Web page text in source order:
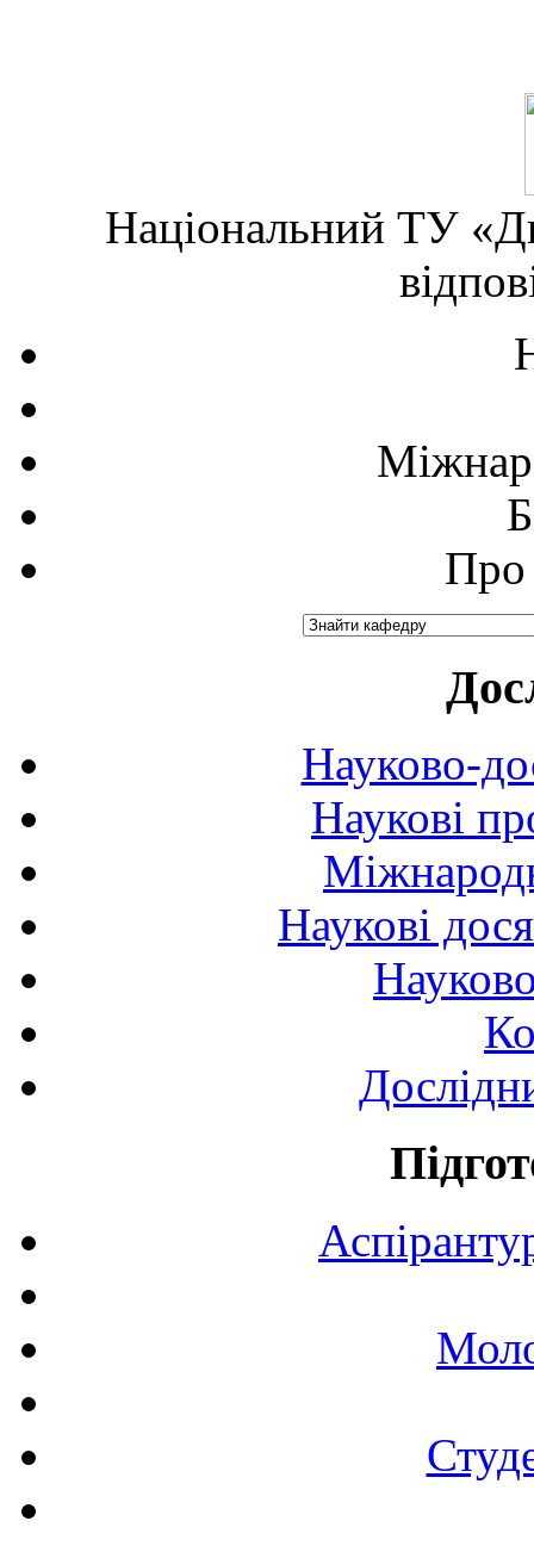
Національний ТУ
Про
Науково-
Наукові
Наукові